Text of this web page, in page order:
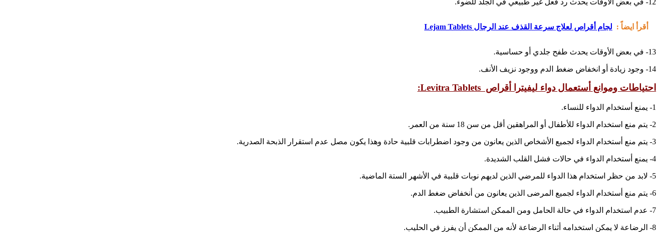
أقرأ ايضاً : لجام أقراص لعلاج سرعة القذف عند الرجال Lejam Tablets
13- في بعض الأوقات يحدث طفح جلدي أو حساسية.
14- وجود زيادة أو انخفاض ضغط الدم ووجود نزيف الأنف.
احتياطات وموانع أستعمال دواء ليفيترا أقراص Levitra Tablets:
1- يمنع أستخدام الدواء للنساء.
2- يتم منع استخدام الدواء للأطفال أو المراهقين أقل من سن 18 سنة من العمر.
3- يتم منع أستخدام الدواء لجميع الأشخاص الذين يعانون من وجود اضطرابات قلبية حادة وهذا يكون مصل عدم استقرار الذبحة الصدرية.
4- يمنع أستخدام الدواء في حالات فشل القلب الشديدة.
5- لابد من حظر استخدام هذا الدواء للمرضي الذين لديهم نوبات قلبية في الأشهر الستة الماضية.
6- يتم منع أستخدام الدواء لجميع المرضى الذين يعانون من أنخفاض ضغط الدم.
7- عدم استخدام الدواء في حالة الحامل ومن الممكن استشارة الطبيب.
8- الرضاعة لا يمكن استخدامه أثناء الرضاعة لأنه من الممكن أن يفرز في الحليب.